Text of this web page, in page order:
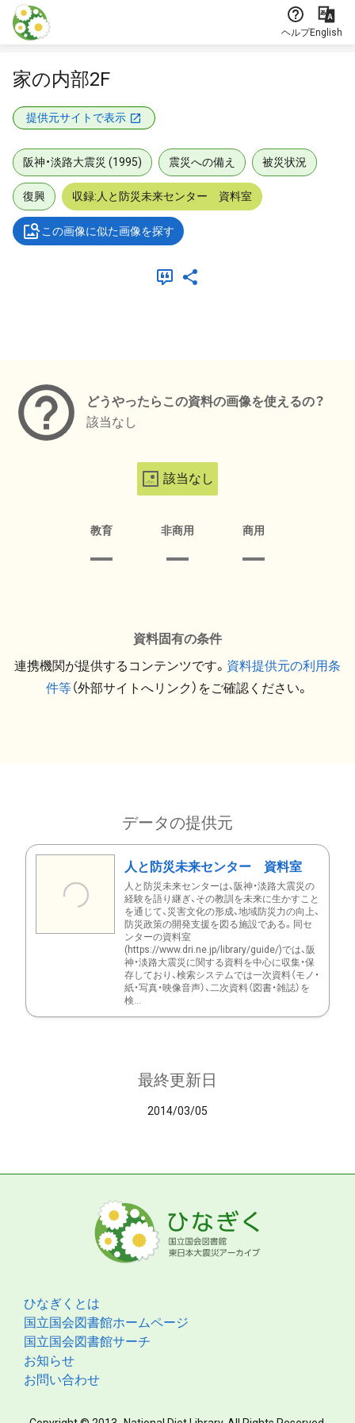
本文に飛ぶ
ヘルプEnglish
家の内部2F
提供元サイトで表示
阪神・淡路大震災 (1995) 震災への備え 被災状況
復興 収録:人と防災未来センター 資料室
この画像に似た画像を探す
どうやったらこの資料の画像を使えるの？
該当なし
該当なし
教育 非商用 商用
資料固有の条件
連携機関が提供するコンテンツです。 資料提供元の利用条
件等（外部サイトへリンク）をご確認ください。
データの提供元
人と防災未来センター 資料室
人と防災未来センターは、阪神・淡路大震災の
経験を語り継ぎ、その教訓を未来に生かすこと
を通じて、災害文化の形成、地域防災力の向上、
防災政策の開発支援を図る施設である。同セ
ンターの資料室
(https://www.dri.ne.jp/library/guide/)では、阪
神・淡路大震災に関する資料を中心に収集・保
存しており、検索システムでは一次資料（モノ・
紙・写真・映像音声）、二次資料（図書・雑誌）を
検...
最終更新日
2014/03/05
ひなぎくとは
国立国会図書館ホームページ
国立国会図書館サーチ
お知らせ
お問い合わせ